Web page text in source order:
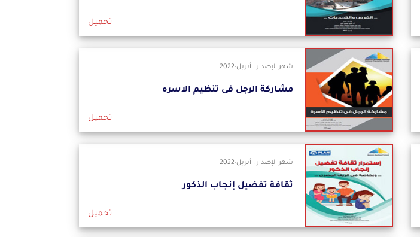
تحميل
شهر الإصدار : أبريل-2022
مشاركة الرجل فى تنظيم الاسره
تحميل
شهر الإصدار : أبريل-2022
ثقافة تفضيل إنجاب الذكور
تحميل